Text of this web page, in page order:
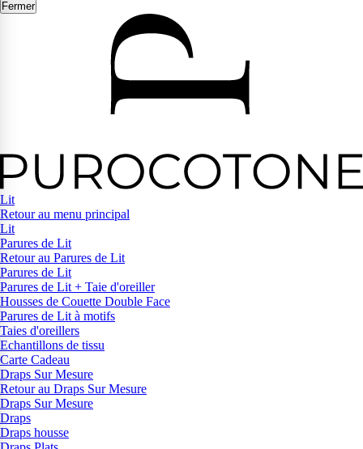
Fermer
Lit
Retour au menu principal
Lit
Parures de Lit
Retour au Parures de Lit
Parures de Lit
Parures de Lit + Taie d'oreiller
Housses de Couette Double Face
Parures de Lit à motifs
Taies d'oreillers
Echantillons de tissu
Carte Cadeau
Draps Sur Mesure
Retour au Draps Sur Mesure
Draps Sur Mesure
Draps
Draps housse